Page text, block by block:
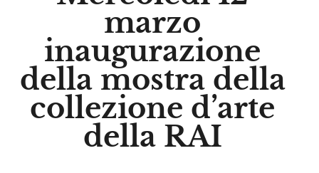
marzo
inaugurazione
della mostra della
collezione d’arte
della RAI